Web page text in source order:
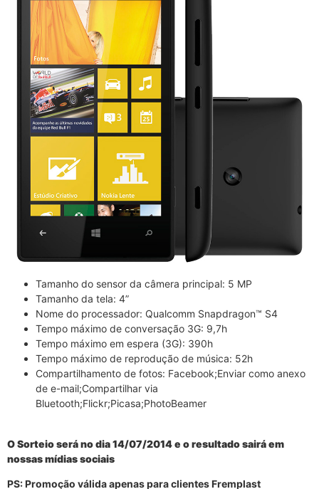
Tamanho do sensor da câmera principal: 5 MP
Tamanho da tela: 4”
Nome do processador: Qualcomm Snapdragon™ S4
Tempo máximo de conversação 3G: 9,7h
Tempo máximo em espera (3G): 390h
Tempo máximo de reprodução de música: 52h
Compartilhamento de fotos: Facebook;Enviar como anexo
de e-mail;Compartilhar via
Bluetooth;Flickr;Picasa;PhotoBeamer
O Sorteio será no dia 14/07/2014 e o resultado sairá em
nossas mídias sociais
PS: Promoção válida apenas para clientes Fremplast